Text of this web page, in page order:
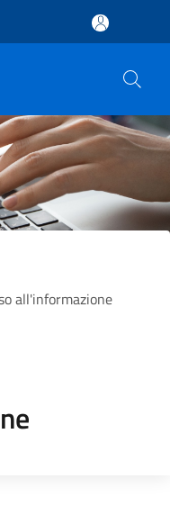
all'informazione